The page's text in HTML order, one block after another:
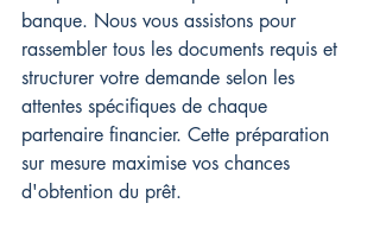
banque. Nous vous assistons pour
rassembler tous les documents requis et
structurer votre demande selon les
attentes spécifiques de chaque
partenaire financier. Cette préparation
sur mesure maximise vos chances
d'obtention du prêt.